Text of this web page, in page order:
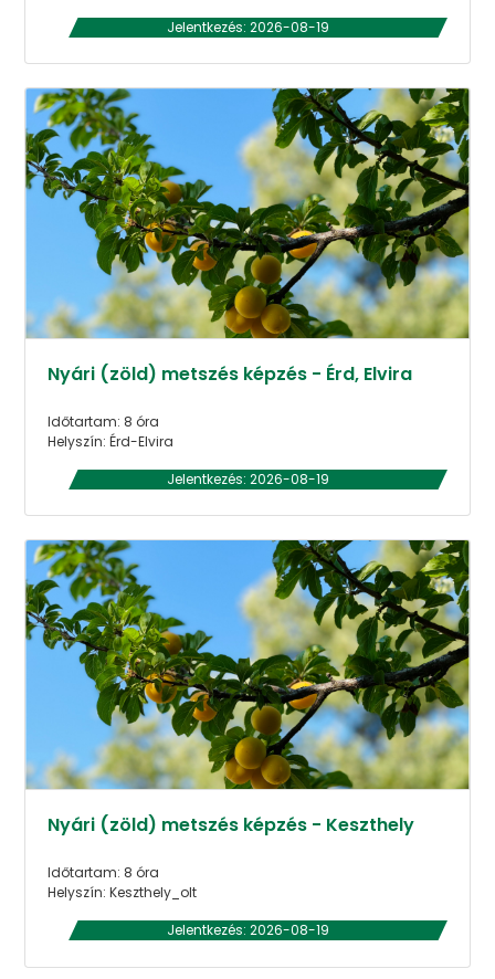
Jelentkezés: 2026-08-19
Nyári (zöld) metszés képzés - Érd, Elvira
Időtartam: 8 óra
Helyszín: Érd-Elvira
Jelentkezés: 2026-08-19
Nyári (zöld) metszés képzés - Keszthely
Időtartam: 8 óra
Helyszín: Keszthely_olt
Jelentkezés: 2026-08-19